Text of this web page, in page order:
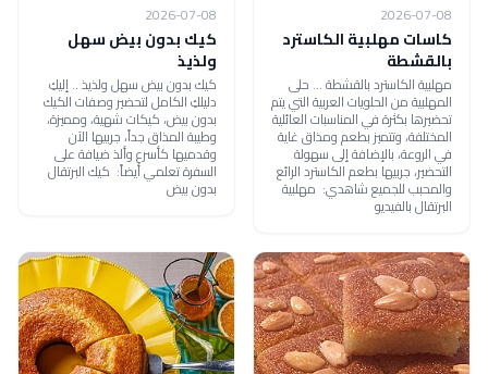
2026-07-08
كاسات مهلبية الكاسترد
بالقشطة
مهلبية الكاسترد بالقشطة ... حلى
المهلبية من الحلويات العربية التي يتم
تحضيرها بكثرة في المناسبات العائلية
المختلفة، وتتميز بطعم ومذاق غاية
في الروعة، بالإضافة إلى سهولة
التحضير، جربيها بطعم الكاسترد الرائع
والمحبب للجميع شاهدي: مهلبية
البرتقال بالفيديو
2026-07-08
كيك بدون بيض سهل
ولذيذ
كيك بدون بيض سهل ولذيذ .. إليكِ
دليلكِ الكامل لتحضير وصفات الكيك
بدون بيض، كيكات شهية، ومميزة،
وطيبة المذاق جداً، جربيها الآن
وقدميها كأسرع وألذ ضيافة على
السفرة تعلمي أيضاً: كيك البرتقال
بدون بيض